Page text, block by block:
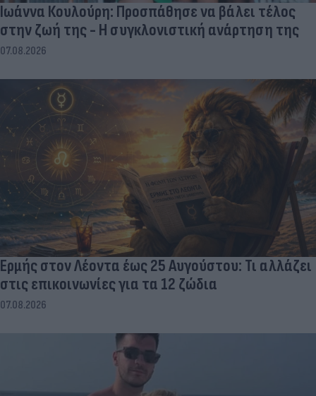
Ιωάννα Κουλούρη: Προσπάθησε να βάλει τέλος
στην ζωή της - Η συγκλονιστική ανάρτηση της
07.08.2026
Ερμής στον Λέοντα έως 25 Αυγούστου: Τι αλλάζει
στις επικοινωνίες για τα 12 ζώδια
07.08.2026